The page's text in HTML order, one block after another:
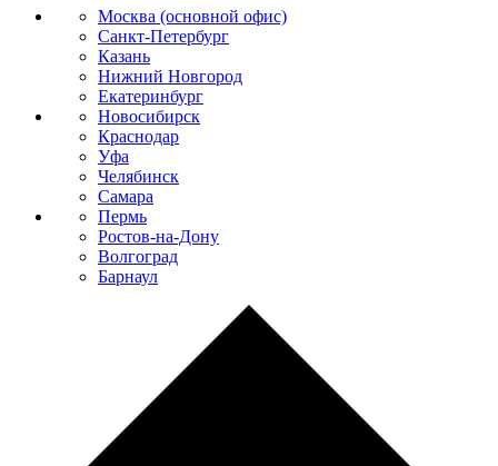
Москва (основной офис)
Санкт-Петербург
Казань
Нижний Новгород
Екатеринбург
Новосибирск
Краснодар
Уфа
Челябинск
Самара
Пермь
Ростов-на-Дону
Волгоград
Барнаул